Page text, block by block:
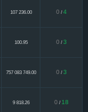
107 236.00 0 / 4
100.95 0 / 3
757 083 749.00 0 / 3
9 818.26 0 / 18